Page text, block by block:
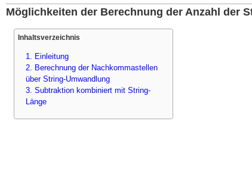
Möglichkeiten der Berechnung der Anzahl der
Inhaltsverzeichnis
1. Einleitung
2. Berechnung der Nachkommastellen
über String-Umwandlung
3. Subtraktion kombiniert mit String-
Länge